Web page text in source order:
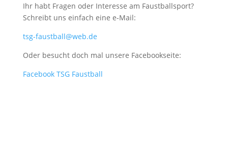
Ihr habt Fragen oder Interesse am Faustballsport?
Schreibt uns einfach eine e-Mail:
tsg-faustball@web.de
Oder besucht doch mal unsere Facebookseite:
Facebook TSG Faustball